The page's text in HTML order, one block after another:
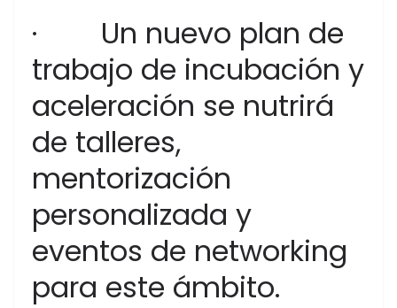
· Un nuevo plan de
trabajo de incubación y
aceleración se nutrirá
de talleres,
mentorización
personalizada y
eventos de networking
para este ámbito.